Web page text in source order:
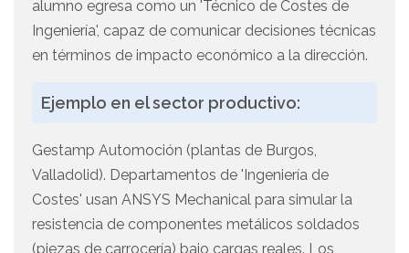
alumno egresa como un 'Técnico de Costes de
Ingeniería', capaz de comunicar decisiones técnicas
en términos de impacto económico a la dirección.
Ejemplo en el sector productivo:
Gestamp Automoción (plantas de Burgos,
Valladolid). Departamentos de 'Ingeniería de
Costes' usan ANSYS Mechanical para simular la
resistencia de componentes metálicos soldados
(piezas de carrocería) bajo cargas reales. Los